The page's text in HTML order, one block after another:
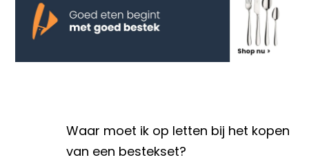
Waar moet ik op letten bij het kopen
van een bestekset?